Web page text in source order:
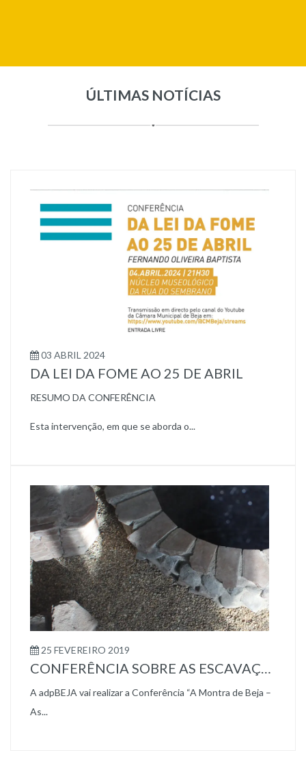
ÚLTIMAS NOTÍCIAS
03 ABRIL 2024
DA LEI DA FOME AO 25 DE ABRIL
RESUMO DA CONFERÊNCIA
Esta intervenção, em que se aborda o...
25 FEVEREIRO 2019
CONFERÊNCIA SOBRE AS ESCAVAÇÕES DA RUA DO SEMBRANO
A adpBEJA vai realizar a Conferência “A Montra de Beja –
As...